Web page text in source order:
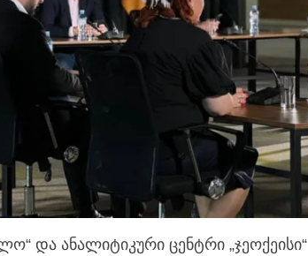
და ანალიტიკური ცენტრი „ჯეოქეისი“